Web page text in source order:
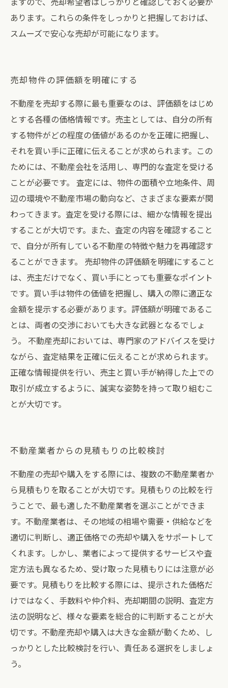
あります。これらの条件をしっかりと把握しておけば、
スムーズで安心な売却が可能になります。
売却物件の評価額を明確にする
不動産を売却する際に最も重要なのは、評価額をはじめ
とする各種の価格情報です。売主としては、自分の所有
する物件がどの程度の価値があるのかを正確に把握し、
それを買い手に正確に伝えることが求められます。この
ためには、不動産会社を活用し、専門的な査定を受ける
ことが必要です。 査定には、物件の面積や立地条件、周
辺の環境や不動産市場の動向など、さまざまな要素が関
わってきます。査定を受ける際には、細かな情報を提出
することが大切です。また、査定の内容を確認すること
で、自分が所有している不動産の特徴や魅力を再確認す
ることができます。 売却物件の評価額を明確にすること
は、売主だけでなく、買い手にとっても重要なポイント
です。買い手は物件の価値を把握し、購入の際に適正な
金額を提示する必要があります。評価額が明確であるこ
とは、両者の交渉においても大きな武器となるでしょ
う。 不動産売却においては、専門家のアドバイスを受け
ながら、査定結果を正確に伝えることが求められます。
正確な情報提供を行い、売主と買い手が納得した上での
取引が成立するように、誠実な姿勢を持って取り組むこ
とが大切です。
不動産業者からの見積もりの比較検討
不動産の売却や購入をする際には、複数の不動産業者か
ら見積もりを取ることが大切です。見積もりの比較を行
うことで、最も適した不動産業者を選ぶことができま
す。不動産業者は、その地域の相場や需要・供給などを
適切に判断し、適正価格での売却や購入をサポートして
くれます。しかし、業者によって提供するサービスや査
定方法も異なるため、受け取った見積もりには注意が必
要です。見積もりを比較する際には、提示された価格だ
けではなく、手数料や仲介料、売却期間の説明、査定方
法の説明など、様々な要素を総合的に判断することが大
切です。不動産売却や購入は大きな金額が動くため、し
っかりとした比較検討を行い、責任ある選択をしましょ
う。